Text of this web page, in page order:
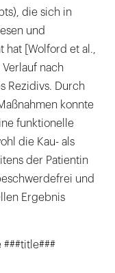
die sich in
und
[Wolford et al.,
nach
Rezidivs. Durch
konnte
funktionelle
die Kau- als
der Patientin
und
Ergebnis
###title###